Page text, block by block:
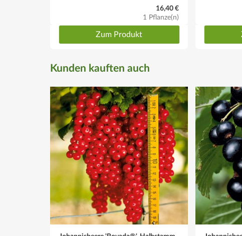
Bei jungen Gehölzen ist ggf. ein Stützstab angebracht
16,40 €
1 Pflanze(n)
Zum Produkt
Kunden kauften auch